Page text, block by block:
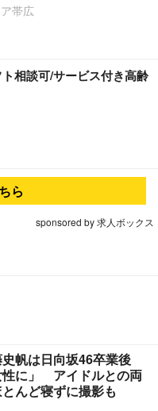
帯広
相談可/サービス付き高齢
ら
sponsored by 求人ボックス
帆は日向坂46卒業後
性に」 アイドルとの両
んど寝ずに撮影も